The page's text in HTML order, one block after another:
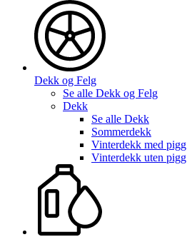
Dekk og Felg
Se alle Dekk og Felg
Dekk
Se alle Dekk
Sommerdekk
Vinterdekk med pigg
Vinterdekk uten pigg